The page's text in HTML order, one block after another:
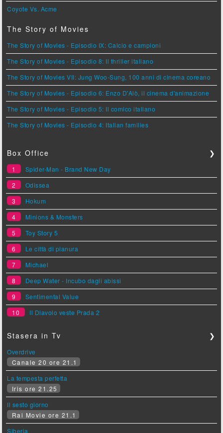
Coyote Vs. Acme
The Story of Movies
The Story of Movies - Episodio IX: Calcio e campioni
The Story of Movies - Episodio 8: Il thriller italiano
The Story of Movies VII: Jung Woo-Sung, 100 anni di cinema coreano
The Story of Movies - Episodio 6: Enzo D'Alò, il cinema d'animazione
The Story of Movies - Episodio 5: Il comico italiano
The Story of Movies - Episodio 4: Italian families
Box Office ❯
1
Spider-Man - Brand New Day
2
Odissea
3
Hokum
4
Minions & Monsters
5
Toy Story 5
6
Le città di pianura
7
Michael
8
Deep Water - Incubo dagli abissi
9
Sentimental Value
10
Il Diavolo veste Prada 2
Stasera in Tv ❯
Overdrive
Canale 20 ore 21.1
La tempesta perfetta
Iris ore 21.25
Il sesto giorno
Rai Movie ore 21.1
Siberia